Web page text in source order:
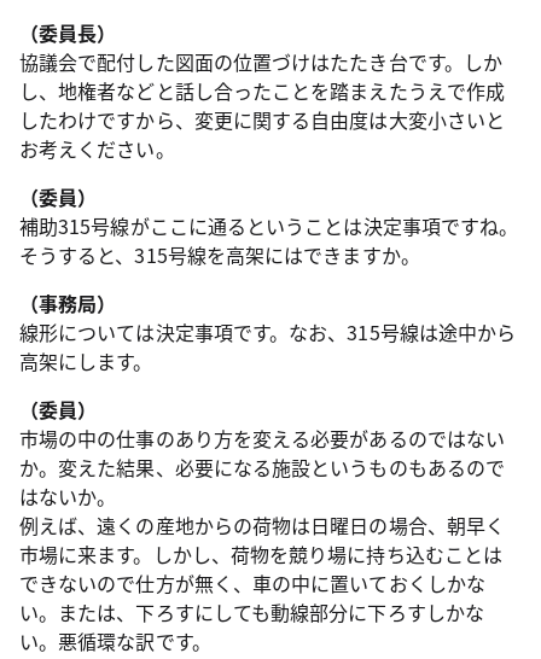
（委員長）
協議会で配付した図面の位置づけはたたき台です。しか
し、地権者などと話し合ったことを踏まえたうえで作成
したわけですから、変更に関する自由度は大変小さいと
お考えください。
（委員）
補助315号線がここに通るということは決定事項ですね。
そうすると、315号線を高架にはできますか。
（事務局）
線形については決定事項です。なお、315号線は途中から
高架にします。
（委員）
市場の中の仕事のあり方を変える必要があるのではない
か。変えた結果、必要になる施設というものもあるので
はないか。
例えば、遠くの産地からの荷物は日曜日の場合、朝早く
市場に来ます。しかし、荷物を競り場に持ち込むことは
できないので仕方が無く、車の中に置いておくしかな
い。または、下ろすにしても動線部分に下ろすしかな
い。悪循環な訳です。